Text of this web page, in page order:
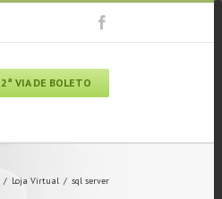
2ª VIA DE BOLETO
/ Loja Virtual / sql server